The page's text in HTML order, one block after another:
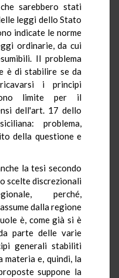
sarebbero stati
leggi dello Stato
indicate le norme
ordinarie, da cui
Il problema
è di stabilire se da
i principi
limite per il
dell'art. 17 dello
problema,
della questione e
la tesi secondo
scelte discrezionali
perché,
dalla regione
è, come già si è
parte delle varie
generali stabiliti
e, quindi, la
suppone la